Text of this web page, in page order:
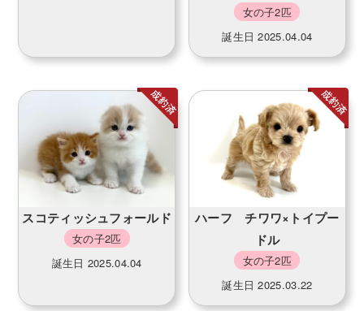
女の子2匹
誕生日 2025.04.04
スコティッシュフォールド
女の子2匹
誕生日 2025.04.04
ハーフ チワワ×トイプー
ドル
女の子2匹
誕生日 2025.03.22